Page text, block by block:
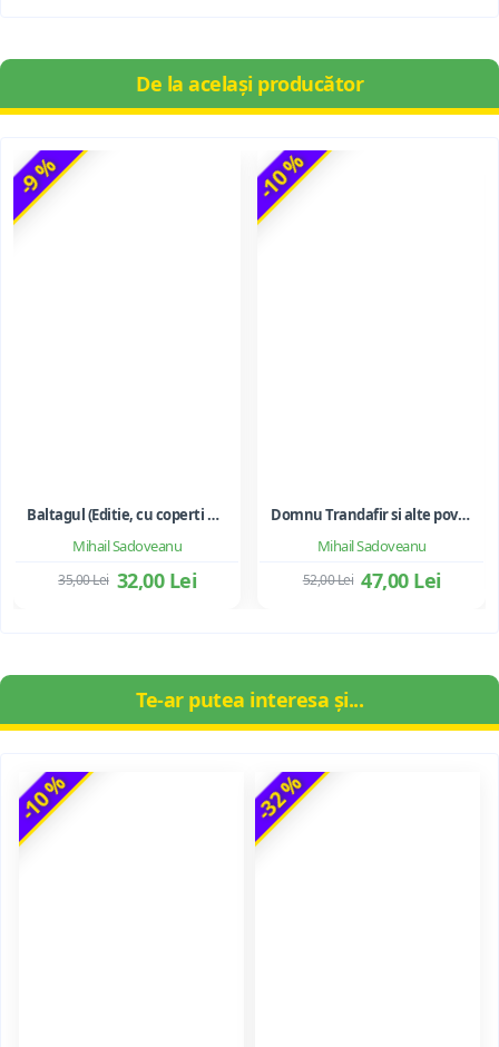
De la același producător
-9 %
Mihail Sadoveanu
Baltagul (Editie, cu coperti necartonate)
32,00 Lei
35,00 Lei
-10 %
Mihail Sadoveanu
Domnu Trandafir si alte povestiri - Mihail Sadoveanu
47,00 Lei
52,00 Lei
Te-ar putea interesa și...
-10 % -32 %